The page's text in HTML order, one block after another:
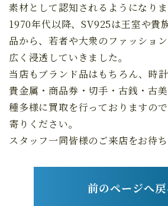
素材として認知されるようになりま
1970年代以降、SV925は王室や貴
品から、若者や大衆のファッショ
広く浸透していきました。
当店もブランド品はもちろん、時
貴金属・商品券・切手・古銭・古
種多様に買取を行っておりますの
寄りください。
スタッフ一同皆様のご来店をお待ち
前のページへ戻